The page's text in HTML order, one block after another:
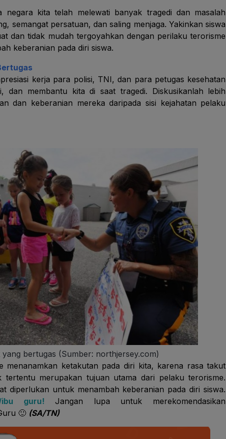
negara kita telah melewati banyak tragedi dan masalah
semangat persatuan, dan saling menjaga. Yakinkan siswa
dan tidak mudah tergoyahkan dengan perilaku terorisme
keberanian pada diri siswa.
kerja para polisi, TNI, dan para petugas kesehatan
dan membantu kita di saat tragedi. Diskusikanlah lebih
dan keberanian mereka daripada sisi kejahatan pelaku
yang bertugas (Sumber: northjersey.com)
menanamkan ketakutan pada diri kita, karena rasa takut
tertentu merupakan tujuan utama dari pelaku terorisme.
diperlukan untuk menambah keberanian pada diri siswa.
ibu guru!
Jangan lupa untuk merekomendasikan
🙂 (SA/TN)